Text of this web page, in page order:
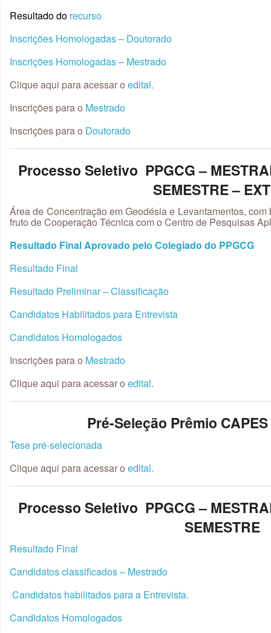
Resultado do recurso
Inscrições Homologadas – Doutorado
Inscrições Homologadas – Mestrado
Clique aqui para acessar o edital.
Inscrições para o Mestrado
Inscrições para o Doutorado
Processo Seletivo PPGCG –
SEMESTRE –
Área de Concentração em Geodésia e Levantamentos,
fruto de Cooperação Técnica com o Centro de Pesquisas
Resultado Final Aprovado pelo Colegiado do PPGCG
Resultado Final
Resultado Preliminar – Classificação
Candidatos Habilitados para Entrevista
Candidatos Homologados
Inscrições para o Mestrado
Clique aqui para acessar o edital.
Pré-Seleção Prêmio
Tese pré-selecionada
Clique aqui para acessar o edital.
Processo Seletivo PPGCG –
SEMESTRE
Resultado Final
Candidatos classificados – Mestrado
Candidatos habilitados para a Entrevista.
Candidatos Homologados